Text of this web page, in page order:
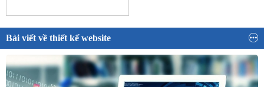
Bài viết về thiết kế website